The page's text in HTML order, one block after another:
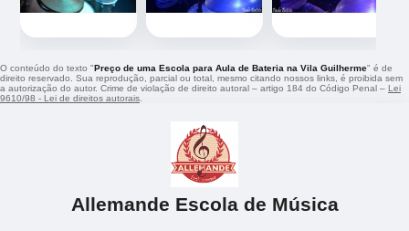
O conteúdo do texto "Preço de uma Escola para Aula de Bateria na Vila Guilherme" é de
direito reservado. Sua reprodução, parcial ou total, mesmo citando nossos links, é proibida sem
a autorização do autor. Crime de violação de direito autoral – artigo 184 do Código Penal – Lei
9610/98 - Lei de direitos autorais
Allemande Escola de Música